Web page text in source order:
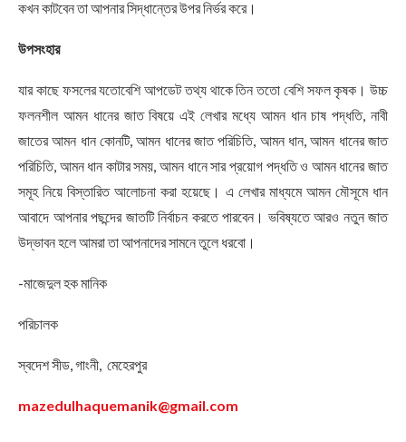
কখন কাটবেন তা আপনার সিদ্ধান্তের উপর নির্ভর করে।
উপসংহার
যার কাছে ফসলের যতোবেশি আপডেট তথ্য থাকে তিন ততো বেশি সফল কৃষক। উচ্চ
ফলনশীল আমন ধানের জাত বিষয়ে এই লেখার মধ্যে আমন ধান চাষ পদ্ধতি, নাবী
জাতের আমন ধান কোনটি, আমন ধানের জাত পরিচিতি, আমন ধান, আমন ধানের জাত
পরিচিতি, আমন ধান কাটার সময়, আমন ধানে সার প্রয়োগ পদ্ধতি ও আমন ধানের জাত
সমূহ নিয়ে বিস্তারিত আলোচনা করা হয়েছে। এ লেখার মাধ্যমে আমন মৌসূমে ধান
আবাদে আপনার পছন্দের জাতটি নির্বাচন করতে পারবেন। ভবিষ্যতে আরও নতুন জাত
উদ্ভাবন হলে আমরা তা আপনাদের সামনে তুলে ধরবো।
-মাজেদুল হক মানিক
পরিচালক
স্বদেশ সীড, গাংনী, মেহেরপুর
mazedulhaquemanik@gmail.com